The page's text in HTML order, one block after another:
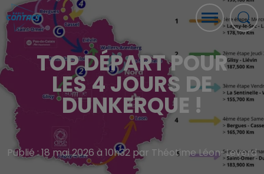
TOP DÉPART POUR
LES 4 JOURS DE
DUNKERQUE !
Publié : 18 mai 2026 à 10h32 par Théotime Léon-Leverd